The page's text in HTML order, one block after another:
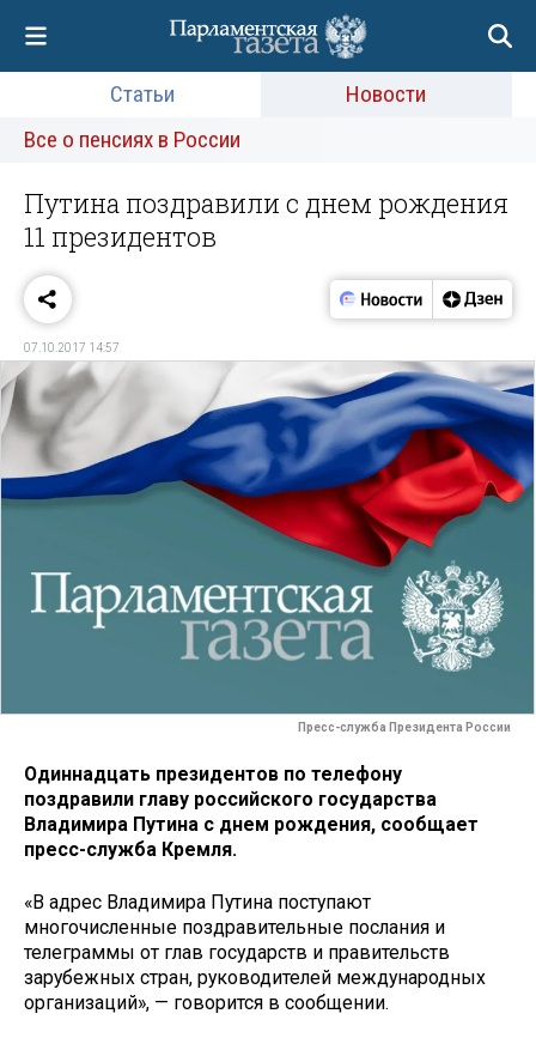
Статьи
Новости
Все о пенсиях в России
Путина поздравили с днем рождения
11 президентов
07.10.2017 14:57
Пресс-служба Президента России
Одиннадцать президентов по телефону
поздравили главу российского государства
Владимира Путина с днем рождения, сообщает
пресс-служба Кремля.
«В адрес Владимира Путина поступают
многочисленные поздравительные послания и
телеграммы от глав государств и правительств
зарубежных стран, руководителей международных
организаций», — говорится в сообщении.